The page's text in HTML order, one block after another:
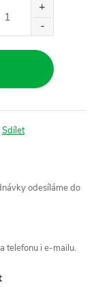
Sdílet
odesíláme do
telefonu i e-mailu.